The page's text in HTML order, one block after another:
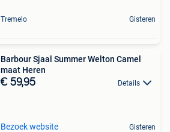
Tremelo Gisteren
Barbour Sjaal Summer Welton Camel
maat Heren
€ 59,95 Details
Bezoek website Gisteren